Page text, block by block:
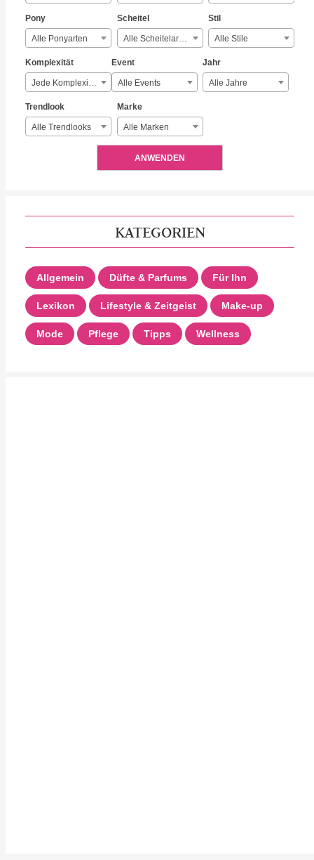
Pony
Alle Ponyarten
Scheitel
Alle Scheitelarten
Stil
Alle Stile
Komplexität
Jede Komplexität
Event
Alle Events
Jahr
Alle Jahre
Trendlook
Alle Trendlooks
Marke
Alle Marken
ANWENDEN
KATEGORIEN
Allgemein Düfte & Parfums Für Ihn
Lexikon Lifestyle & Zeitgeist Make-up
Mode Pflege Tipps Wellness